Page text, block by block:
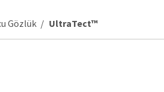
Gözlük UltraTect™